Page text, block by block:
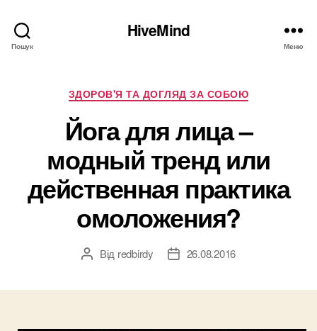
Пошук
HiveMind
Меню
Категорії
ЗДОРОВ'Я ТА ДОГЛЯД ЗА СОБОЮ
Йога для лица –
модный тренд или
действенная практика
омоложения?
Автор
Від redbirdy
Дата26.08.2016